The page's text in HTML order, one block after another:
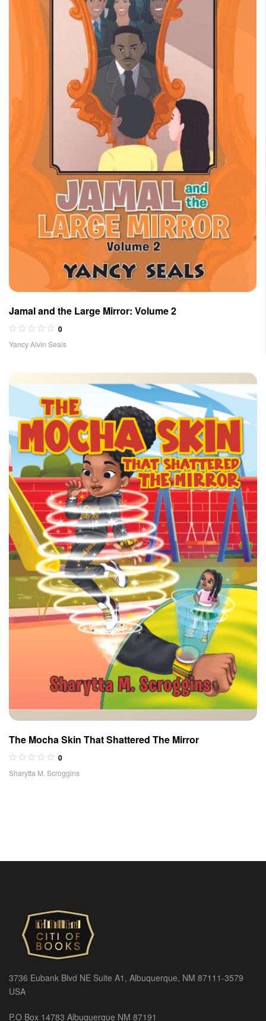
Jamal and the Large Mirror: Volume 2
0
Yancy Alvin Seals
The Mocha Skin That Shattered The Mirror
0
Sharytta M. Scroggins
3736 Eubank Blvd NE Suite A1, Albuquerque, NM 87111-3579
USA
P.O Box 14783 Albuquerque NM 87191